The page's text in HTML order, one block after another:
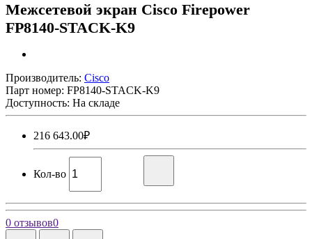
Межсетевой экран Cisco Firepower
FP8140-STACK-K9
Производитель: Cisco
Парт номер: FP8140-STACK-K9
Доступность: На складе
216 643.00₽
Кол-во
0 отзывов0